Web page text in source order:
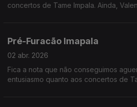
concertos de Tame Impala. Ainda,
Pré-Furacão Imapala
02 abr. 2026
Fica a nota que não conseguimos
entusiasmo quanto aos concertos de